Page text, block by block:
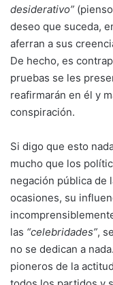
desiderativo”
deseo que suceda,
aferran a sus
De hecho, es
pruebas se les
reafirmarán en él y
conspiración.
Si digo que esto
mucho que los
negación pública de
ocasiones, su
las “celebridades”,
no se dedican a
pioneros de la